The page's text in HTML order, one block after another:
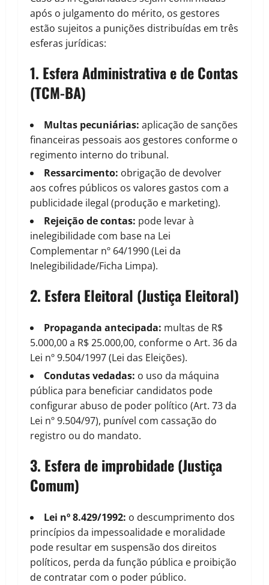
após o julgamento do mérito, os gestores
estão sujeitos a punições distribuídas em três
esferas jurídicas:
1. Esfera Administrativa e de Contas
(TCM-BA)
Multas pecuniárias: aplicação de sanções
financeiras pessoais aos gestores conforme o
regimento interno do tribunal.
Ressarcimento: obrigação de devolver
aos cofres públicos os valores gastos com a
publicidade ilegal (produção e marketing).
Rejeição de contas: pode levar à
inelegibilidade com base na Lei
Complementar nº 64/1990 (Lei da
Inelegibilidade/Ficha Limpa).
2. Esfera Eleitoral (Justiça Eleitoral)
Propaganda antecipada: multas de R$
5.000,00 a R$ 25.000,00, conforme o Art. 36 da
Lei nº 9.504/1997 (Lei das Eleições).
Condutas vedadas: o uso da máquina
pública para beneficiar candidatos pode
configurar abuso de poder político (Art. 73 da
Lei nº 9.504/97), punível com cassação do
registro ou do mandato.
3. Esfera de improbidade (Justiça
Comum)
Lei nº 8.429/1992: o descumprimento dos
princípios da impessoalidade e moralidade
pode resultar em suspensão dos direitos
políticos, perda da função pública e proibição
de contratar com o poder público.